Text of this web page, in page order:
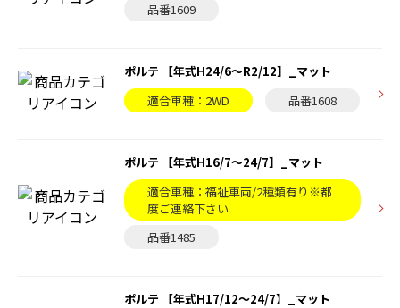
品番1609
ポルテ 【年式H24/6〜R2/12】_マット
適合車種：2WD
品番1608
ポルテ 【年式H16/7〜24/7】_マット
適合車種：福祉車両/2種類有り※都
度ご連絡下さい
品番1485
ポルテ 【年式H17/12〜24/7】_マット